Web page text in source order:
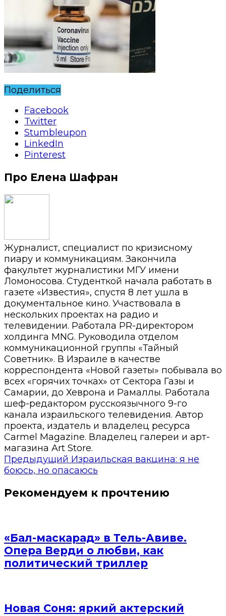
Поделиться
Facebook
Twitter
Stumbleupon
LinkedIn
Pinterest
Про Елена Шафран
Журналист, специалист по кризисному
пиару и коммуникациям. Закончила
факультет журналистики МГУ имени
Ломоносова. Студенткой начала работать в
газете «Известия», спустя 8 лет ушла в
документальное кино. Участвовала в
нескольких проектах на радио и
телевидении. Работала PR-директором
холдинга MNG. Руководила отделом
коммуникационной группы «Тайный
Советник». В Израиле в качестве
корреспондента «Новой газеты» побывала во
всех «горячих точках» от Сектора Газы и
Самарии, до Хеврона и Рамаллы. Работала
шеф-редактором русскоязычного 9-го
канала израильского телевидения. Автор
проекта, издатель и владелец ресурса
Carmel Magazine. Владелец галереи и арт-
магазина Art Store.
Предыдущий Израильская вакцина: я не
боюсь, но опасаюсь
Рекомендуем к прочтению
«Бал-маскарад» в Тель-Авиве.
Опера Верди о любви, как
политический триллер
Новая Соня: яркий актерский